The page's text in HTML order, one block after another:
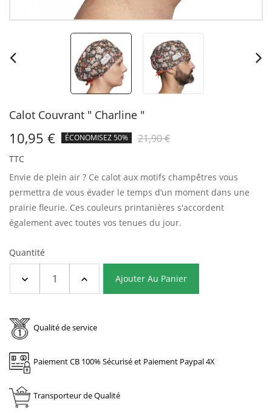
Calot Couvrant " Charline "
10,95 € ÉCONOMISEZ 50% 21,90 €
TTC
Envie de plein air ? Ce calot aux motifs champêtres vous
permettra de vous évader le temps d’un moment dans une
prairie fleurie. Ces couleurs printanières s'accordent
également avec toutes vos tenues du jour.
Quantité
Ajouter Au Panier
Qualité de service
Paiement CB 100% Sécurisé et Paiement Paypal 4X
Transporteur de Qualité